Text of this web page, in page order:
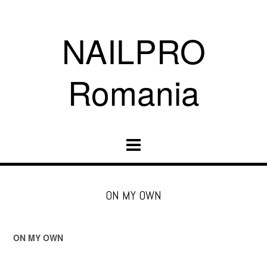
NAILPRO
Romania
ON MY OWN
ON MY OWN